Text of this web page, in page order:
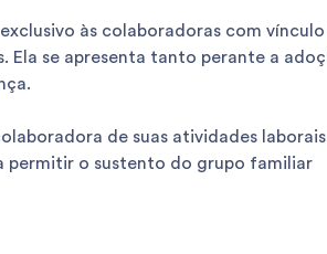
às colaboradoras com
Ela se apresenta tanto perante a
de suas atividades laborais
permitir o sustento do grupo familiar